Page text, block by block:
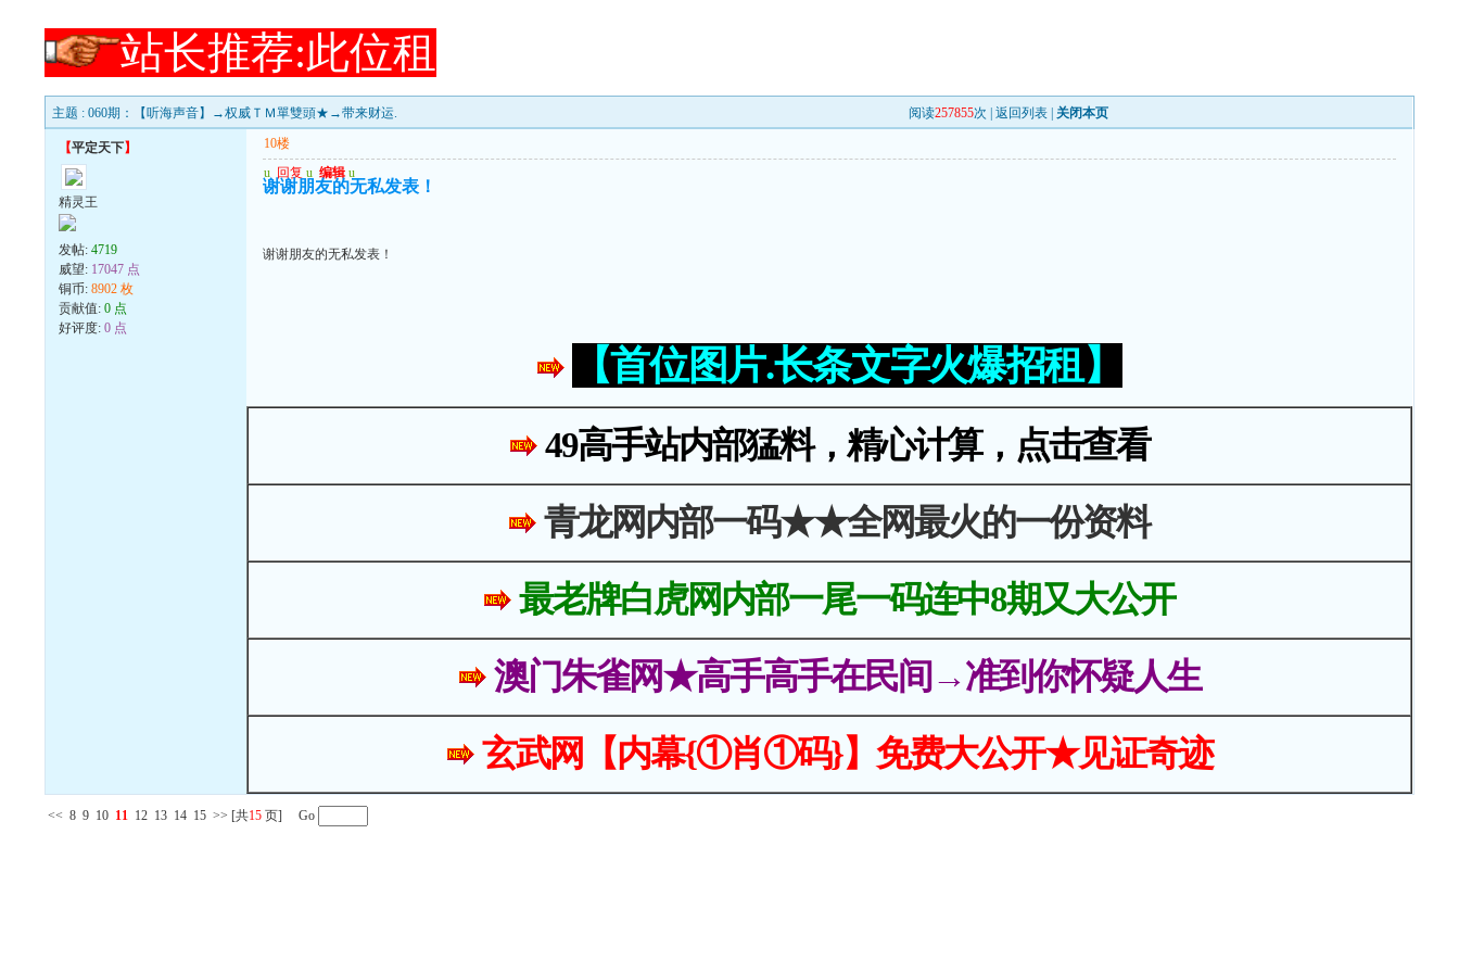
站长推荐:此位租
主题 : 060期：【听海声音】→权威ＴＭ單雙頭★→带来财运. 阅读257855次 |返回列表 关闭本页
【平定天下】
精灵王
发帖:4719
威望: 17047 点
铜币:8902 枚
贡献值:0 点
好评度:0 点
10楼
u 回复 u 编辑 u
谢谢朋友的无私发表！
谢谢朋友的无私发表！
【首位图片.长条文字火爆招租】
49高手站内部猛料，精心计算，点击查看
青龙网内部一码★★全网最火的一份资料
最老牌白虎网内部一尾一码连中8期又大公开
澳门朱雀网★高手高手在民间→准到你怀疑人生
玄武网【内幕{①肖①码}】免费大公开★见证奇迹
<< 8 9 10 11 12 13 14 15 >> [共15 页] Go